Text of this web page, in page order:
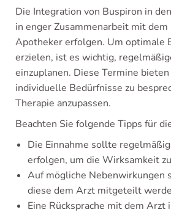
Die Integration von Buspiron in
in enger Zusammenarbeit mit dem
Apotheker erfolgen. Um optimale
erzielen, ist es wichtig,
einzuplanen. Diese Termine
individuelle Bedürfnisse zu
Therapie anzupassen.
Beachten Sie folgende Tipps für
Die Einnahme sollte
erfolgen, um die Wirksamkeit
Auf mögliche Nebenwirkungen
diese dem Arzt mitgeteilt
Eine Rücksprache mit dem Arzt